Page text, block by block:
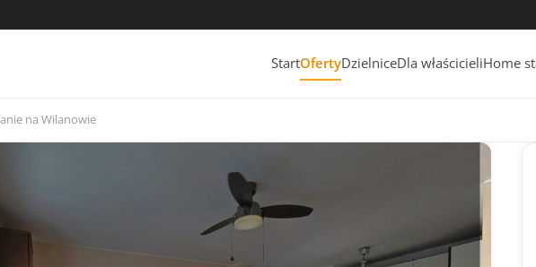
StartOfertyDzielniceDla właścicieliHome
na Wilanowie